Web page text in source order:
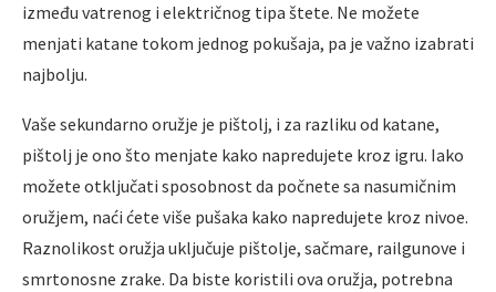
između vatrenog i električnog tipa štete. Ne možete
menjati katane tokom jednog pokušaja, pa je važno izabrati
najbolju.
Vaše sekundarno oružje je pištolj, i za razliku od katane,
pištolj je ono što menjate kako napredujete kroz igru. Iako
možete otključati sposobnost da počnete sa nasumičnim
oružjem, naći ćete više pušaka kako napredujete kroz nivoe.
Raznolikost oružja uključuje pištolje, sačmare, railgunove i
smrtonosne zrake. Da biste koristili ova oružja, potrebna